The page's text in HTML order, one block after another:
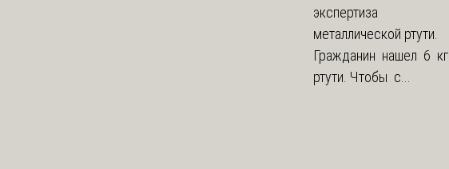
экспертиза
металлической ртути.
Гражданин нашел 6 кг.
ртути. Чтобы с...